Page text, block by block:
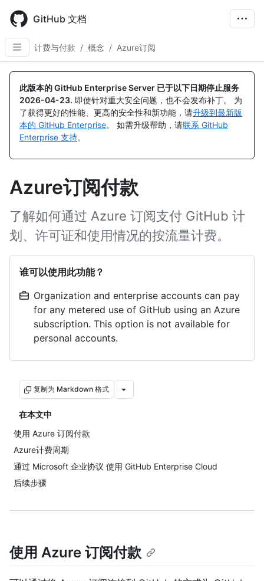
main
content
GitHub 文档
计费与付款 / 概念 / Azure订阅
此版本的 GitHub Enterprise Server 已于以下日期停止服务
2026-04-23. 即使针对重大安全问题，也不会发布补丁。 为
了获得更好的性能、更高的安全性和新功能，请升级到最新版
本的 GitHub Enterprise。 如需升级帮助，请联系 GitHub
Enterprise 支持。
Azure订阅付款
了解如何通过 Azure 订阅支付 GitHub 计
划、许可证和使用情况的按流量计费。
谁可以使用此功能？
Organization and enterprise accounts can pay
for any metered use of GitHub using an Azure
subscription. This option is not available for
personal accounts.
复制为 Markdown 格式
在本文中
使用 Azure 订阅付款
Azure计费周期
通过 Microsoft 企业协议 使用 GitHub Enterprise Cloud
后续步骤
使用 Azure 订阅付款